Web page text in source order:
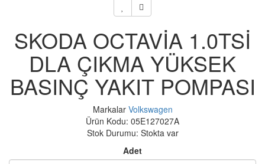
SKODA OCTAVİA 1.0TSİ
DLA ÇIKMA YÜKSEK
BASINÇ YAKIT POMPASI
Markalar Volkswagen
Ürün Kodu: 05E127027A
Stok Durumu: Stokta var
Adet